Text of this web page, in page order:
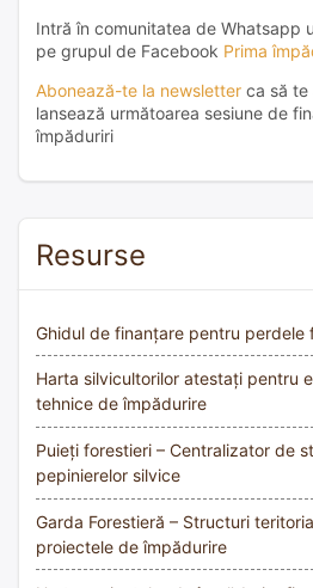
Intră în comunitatea de Whatsapp
pe grupul de Facebook Prima
Abonează-te la newsletter ca să te
lansează următoarea sesiune de
împăduriri
Resurse
Ghidul de finanțare pentru perdele
Harta silvicultorilor atestați pentru
tehnice de împădurire
Puieți forestieri – Centralizator de
pepinierelor silvice
Garda Forestieră – Structuri
proiectele de împădurire